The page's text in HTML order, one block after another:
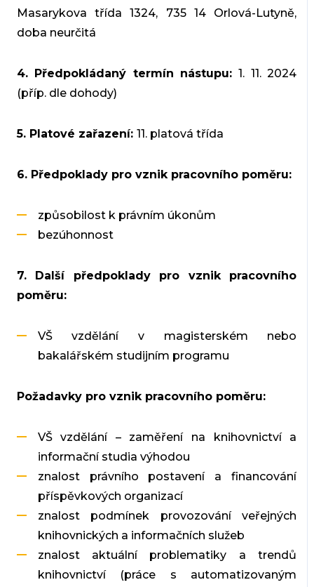
Masarykova třída 1324, 735 14 Orlová-Lutyně,
doba neurčitá
4. Předpokládaný termín nástupu:1. 11. 2024
(příp. dle dohody)
5. Platové zařazení: 11. platová třída
6. Předpoklady pro vznik pracovního poměru:
způsobilost k právním úkonům
bezúhonnost
7. Další předpoklady pro vznik pracovního
poměru:
VŠ vzdělání v magisterském nebo
bakalářském studijním programu
Požadavky pro vznik pracovního poměru:
VŠ vzdělání – zaměření na knihovnictví a
informační studia výhodou
znalost právního postavení a financování
příspěvkových organizací
znalost podmínek provozování veřejných
knihovnických a informačních služeb
znalost aktuální problematiky a trendů
knihovnictví (práce s automatizovaným